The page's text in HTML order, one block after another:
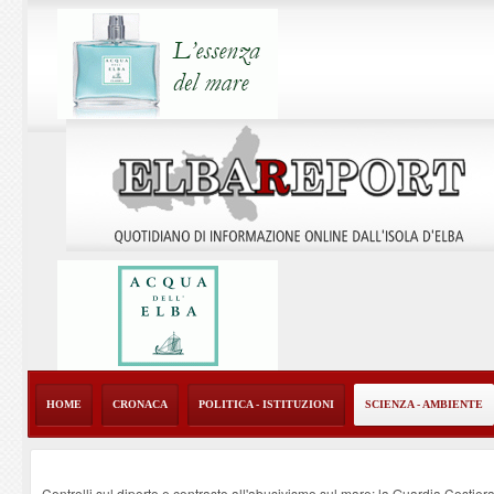
HOME CRONACA POLITICA - ISTITUZIONI SCIENZA - AMBIENTE